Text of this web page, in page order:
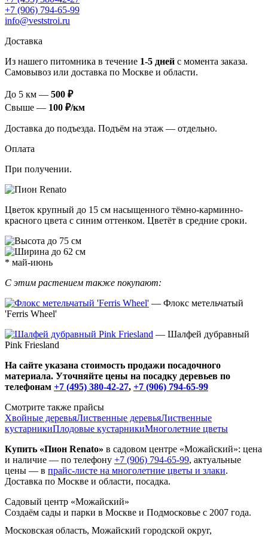
+7 (906) 794-65-99
info@veststroi.ru
Доставка
Из нашего питомника в течение 1‑5 дней с момента заказа.
Самовывоз или доставка по Москве и области.
До 5 км — 500 ₽
Свыше — 100 ₽/км
Доставка до подъезда. Подъём на этаж — отдельно.
Оплата
При получении.
Цветок крупный до 15 см насыщенного тёмно-карминно-
красного цвета с синим оттенком. Цветёт в средние сроки.
до 75 см
до 62 см
* май-июнь
С этим растением также покупают:
— Флокс метельчатый
'Ferris Wheel'
— Шалфей дубравный
Pink Friesland
На сайте указана стоимость продажи посадочного
материала. Уточняйте цены на посадку деревьев по
телефонам +7 (495) 380-42-27, +7 (906) 794-65-99
Смотрите также прайсы
Хвойные деревьяЛиственные деревьяЛиственные
кустарникиПлодовые кустарникиМноголетние цветы
Купить «Пион Renato» в садовом центре «Можайский»: цена
и наличие — по телефону +7 (906) 794-65-99, актуальные
цены — в прайс-листе на многолетние цветы и злаки.
Доставка по Москве и области, посадка.
Садовый центр «Можайский»
Создаём сады и парки в Москве и Подмосковье с 2007 года.
Московская область, Можайский городской округ,